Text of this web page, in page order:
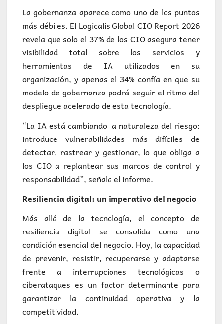
La gobernanza aparece como uno de los puntos
más débiles. El Logicalis Global CIO Report 2026
revela que solo el 37% de los CIO asegura tener
visibilidad total sobre los servicios y
herramientas de IA utilizados en su
organización, y apenas el 34% confía en que su
modelo de gobernanza podrá seguir el ritmo del
despliegue acelerado de esta tecnología.
“La IA está cambiando la naturaleza del riesgo:
introduce vulnerabilidades más difíciles de
detectar, rastrear y gestionar, lo que obliga a
los CIO a replantear sus marcos de control y
responsabilidad”, señala el informe.
Resiliencia digital: un imperativo del negocio
Más allá de la tecnología, el concepto de
resiliencia digital se consolida como una
condición esencial del negocio. Hoy, la capacidad
de prevenir, resistir, recuperarse y adaptarse
frente a interrupciones tecnológicas o
ciberataques es un factor determinante para
garantizar la continuidad operativa y la
competitividad.